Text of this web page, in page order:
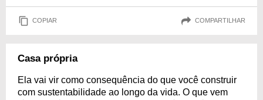
COPIAR COMPARTILHAR
Casa própria
Ela vai vir como consequência do que você construir
com sustentabilidade ao longo da vida. O que vem